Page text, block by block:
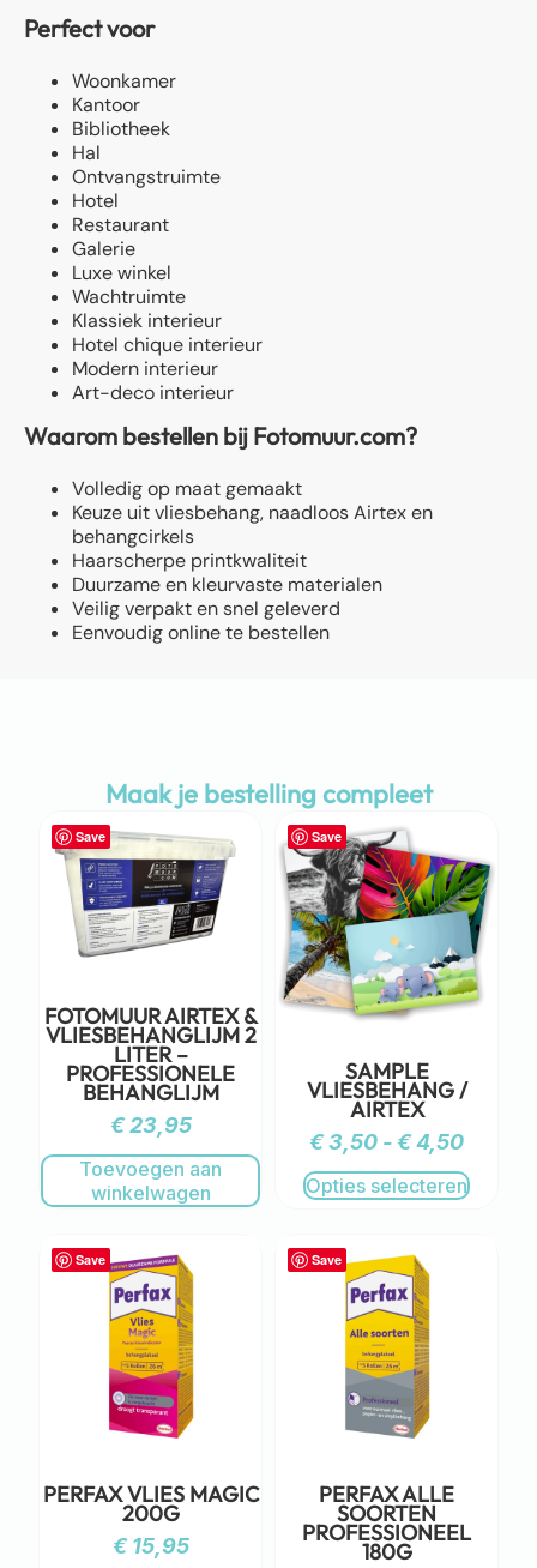
Perfect voor
Woonkamer
Kantoor
Bibliotheek
Hal
Ontvangstruimte
Hotel
Restaurant
Galerie
Luxe winkel
Wachtruimte
Klassiek interieur
Hotel chique interieur
Modern interieur
Art-deco interieur
Waarom bestellen bij Fotomuur.com?
Volledig op maat gemaakt
Keuze uit vliesbehang, naadloos Airtex en
behangcirkels
Haarscherpe printkwaliteit
Duurzame en kleurvaste materialen
Veilig verpakt en snel geleverd
Eenvoudig online te bestellen
Maak je bestelling compleet
Save
FOTOMUUR AIRTEX &
VLIESBEHANGLIJM 2
LITER –
PROFESSIONELE
BEHANGLIJM
€23,95
Toevoegen aan
winkelwagen
Save
SAMPLE
VLIESBEHANG /
AIRTEX
€3,50 - €4,50
Opties selecteren
Save
PERFAX VLIES MAGIC
200G
€15,95
Save
PERFAX ALLE
SOORTEN
PROFESSIONEEL
180G